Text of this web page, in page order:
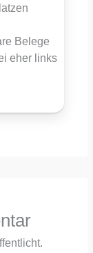
Belege
eher links